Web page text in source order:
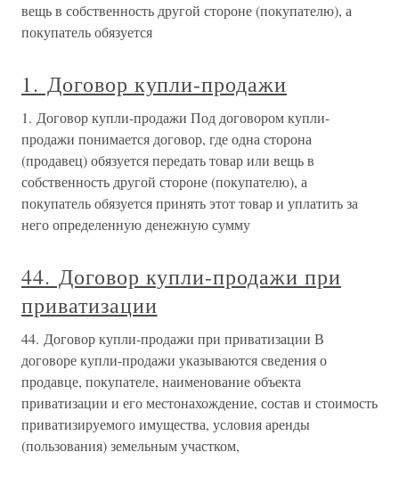
вещь в собственность другой стороне (покупателю), а
покупатель обязуется
1. Договор купли-продажи
1. Договор купли-продажи Под договором купли-
продажи понимается договор, где одна сторона
(продавец) обязуется передать товар или вещь в
собственность другой стороне (покупателю), а
покупатель обязуется принять этот товар и уплатить за
него определенную денежную сумму
44. Договор купли-продажи при
приватизации
44. Договор купли-продажи при приватизации В
договоре купли-продажи указываются сведения о
продавце, покупателе, наименование объекта
приватизации и его местонахождение, состав и стоимость
приватизируемого имущества, условия аренды
(пользования) земельным участком,